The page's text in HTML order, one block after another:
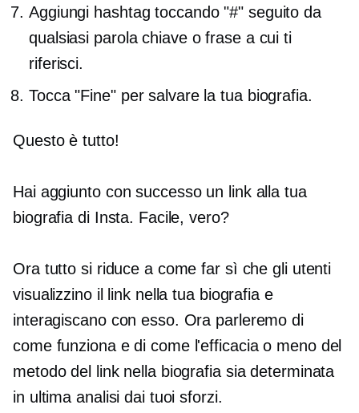
Aggiungi hashtag toccando "#" seguito da
qualsiasi parola chiave o frase a cui ti
riferisci.
Tocca "Fine" per salvare la tua biografia.
Questo è tutto!
Hai aggiunto con successo un link alla tua
biografia di Insta. Facile, vero?
Ora tutto si riduce a come far sì che gli utenti
visualizzino il link nella tua biografia e
interagiscano con esso. Ora parleremo di
come funziona e di come l'efficacia o meno del
metodo del link nella biografia sia determinata
in ultima analisi dai tuoi sforzi.